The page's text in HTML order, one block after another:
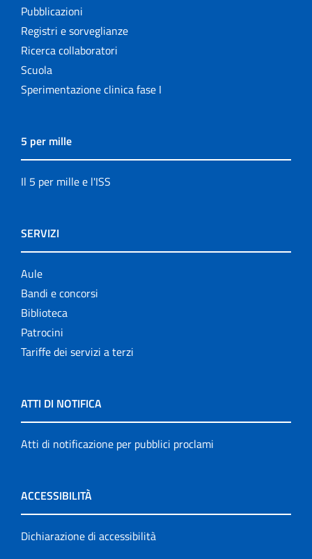
Pubblicazioni
Registri e sorveglianze
Ricerca collaboratori
Scuola
Sperimentazione clinica fase I
5 per mille
Il 5 per mille e l'ISS
SERVIZI
Aule
Bandi e concorsi
Biblioteca
Patrocini
Tariffe dei servizi a terzi
ATTI DI NOTIFICA
Atti di notificazione per pubblici proclami
ACCESSIBILITÀ
Dichiarazione di accessibilità